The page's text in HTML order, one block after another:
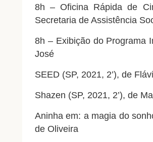
8h – Oficina Rápida de
Secretaria de Assistência
8h – Exibição do Programa
José
SEED (SP, 2021, 2’), de
Shazen (SP, 2021, 2’), de
Aninha em: a magia do
de Oliveira